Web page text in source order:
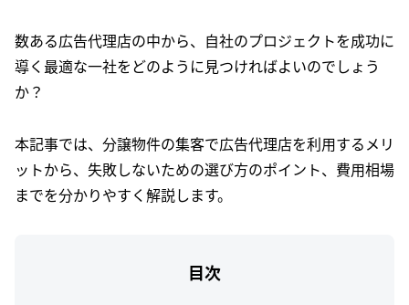
数ある広告代理店の中から、自社のプロジェクトを成功に
導く最適な一社をどのように見つければよいのでしょう
か？
本記事では、分譲物件の集客で広告代理店を利用するメリ
ットから、失敗しないための選び方のポイント、費用相場
までを分かりやすく解説します。
目次